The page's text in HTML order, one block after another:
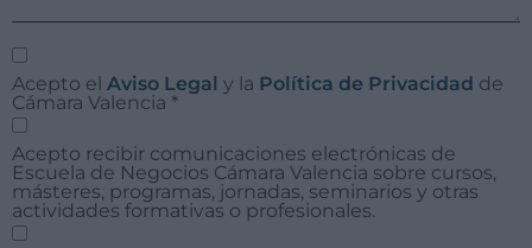
Acepto el Aviso Legal y la Política de Privacidad de
Cámara Valencia *
Acepto recibir comunicaciones electrónicas de
Escuela de Negocios Cámara Valencia sobre cursos,
másteres, programas, jornadas, seminarios y otras
actividades formativas o profesionales.